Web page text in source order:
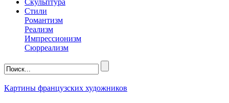
Скульптура
Стили
Романтизм
Реализм
Импрессионизм
Сюрреализм
Картины французских художников